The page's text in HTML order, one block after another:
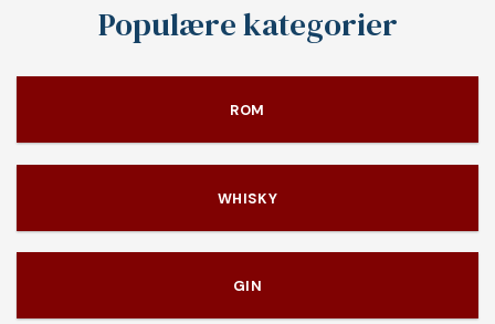
Populære kategorier
ROM
WHISKY
GIN